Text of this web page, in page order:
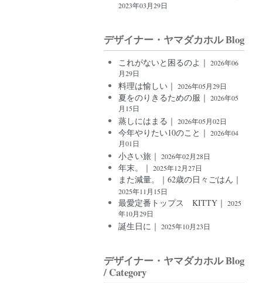
2023年03月29日
デザイナー・ヤマダカホル Blog
これがないと困るのよ｜ 2026年06
月29日
料理は愉しい｜ 2026年05月29日
夏をのりきるための服｜ 2026年05
月15日
蒸しにはまる｜ 2026年05月02日
今年やりたい10のこと｜ 2026年04
月01日
小さい旅｜ 2026年02月28日
年末。｜ 2025年12月27日
また減量。｜62歳の日々ごはん｜
2025年11月15日
最愛定番トップス KITTY｜ 2025
年10月29日
誕生日に｜ 2025年10月23日
デザイナー・ヤマダカホル Blog
/ Category